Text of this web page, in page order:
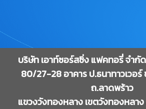
บริษัท เอาท์ซอร์สซิ่ง แฟคทอรี่ จำกั
80/27-28 อาคาร ป.ธนาทาวเวอร์
ถ.ลาดพร้าว
แขวงวังทองหลาง เขตวังทองหลา